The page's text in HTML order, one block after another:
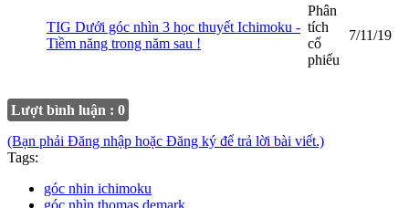
TIG Dưới góc nhìn 3 học thuyết Ichimoku -
Tiềm năng trong năm sau !
Phân
tích
cổ
phiếu
7/11/19
Lượt bình luận : 0
(Bạn phải Đăng nhập hoặc Đăng ký để trả lời bài viết.)
Tags:
góc nhin ichimoku